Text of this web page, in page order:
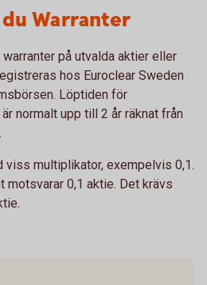
Warranter
på utvalda aktier eller
hos Euroclear Sweden
Löptiden för
normalt upp till 2 år räknat från
viss multiplikator, exempelvis 0,1.
motsvarar 0,1 aktie. Det krävs